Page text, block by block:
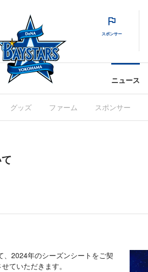
スポンサー
ニュース
グッズ ファーム スポンサー
2024年のシーズンシートをご契
ていただきます。